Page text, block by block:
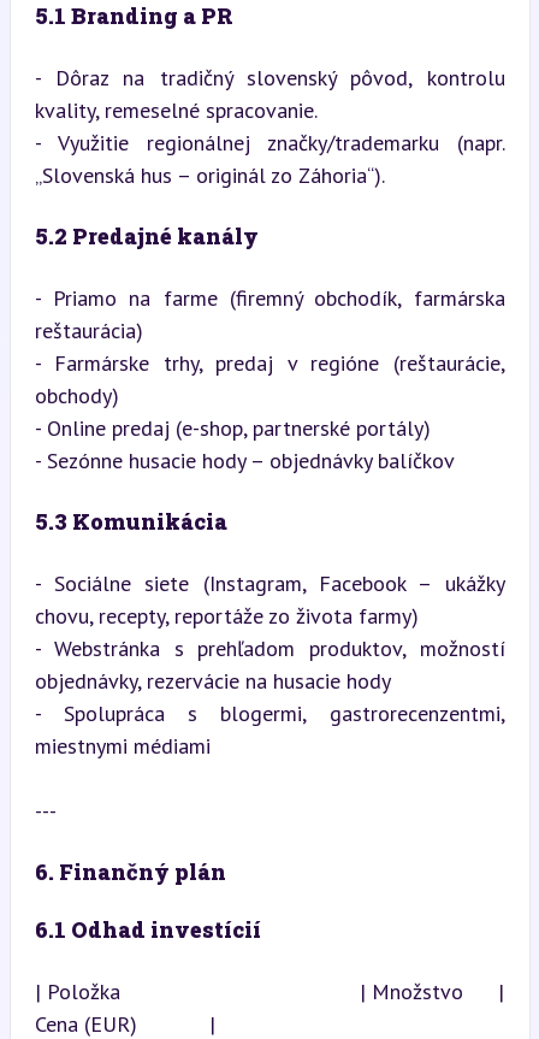
5.1 Branding a PR
- Dôraz na tradičný slovenský pôvod, kontrolu
kvality, remeselné spracovanie.
- Využitie regionálnej značky/trademarku (napr.
„Slovenská hus – originál zo Záhoria“).
5.2 Predajné kanály
- Priamo na farme (firemný obchodík, farmárska
reštaurácia)
- Farmárske trhy, predaj v regióne (reštaurácie,
obchody)
- Online predaj (e-shop, partnerské portály)
- Sezónne husacie hody – objednávky balíčkov
5.3 Komunikácia
- Sociálne siete (Instagram, Facebook – ukážky
chovu, recepty, reportáže zo života farmy)
- Webstránka s prehľadom produktov, možností
objednávky, rezervácie na husacie hody
- Spolupráca s blogermi, gastrorecenzentmi,
miestnymi médiami
---
6. Finančný plán
6.1 Odhad investícií
| Položka                                  | Množstvo     |
Cena (EUR)            |